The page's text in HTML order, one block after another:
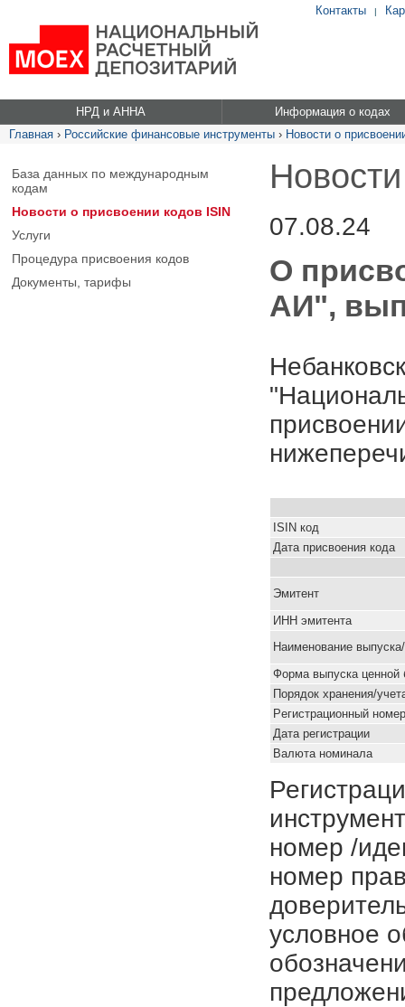
Контакты |
НРД и АННА
Информация о кодах
Главная › Российские финансовые инструменты › Новости о
База данных по международным
кодам
Новости о присвоении кодов ISIN
Услуги
Процедура присвоения кодов
Документы, тарифы
07.08.24
О
АИ",
ISIN код
Дата присвоения кода
Эмитент
ИНН эмитента
Наименование
Форма выпуска ценной
Порядок хранения/
Pегистрационный номер
Дата регистрации
Валюта номинала
номер /
номер
условное